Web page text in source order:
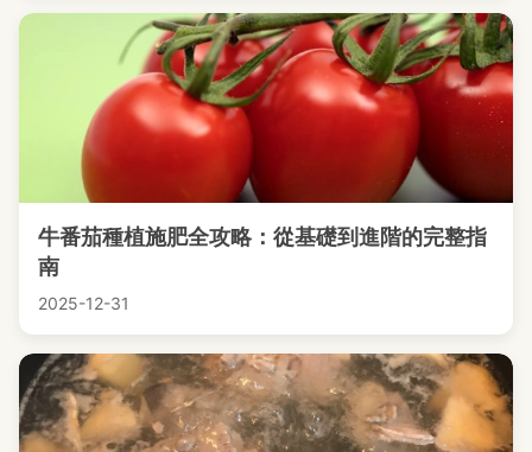
牛番茄種植施肥全攻略：從基礎到進階的完整指
南
2025-12-31